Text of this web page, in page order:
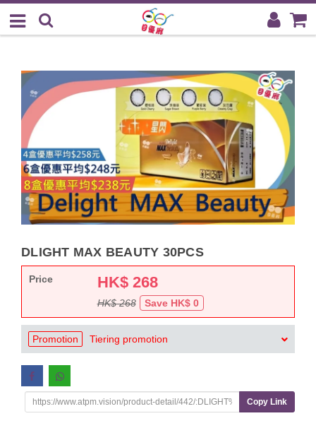
DLIGHT MAX BEAUTY 30PCS
Price HK$ 268
HK$ 268 Save HK$ 0
Promotion Tiering promotion
Copy Link